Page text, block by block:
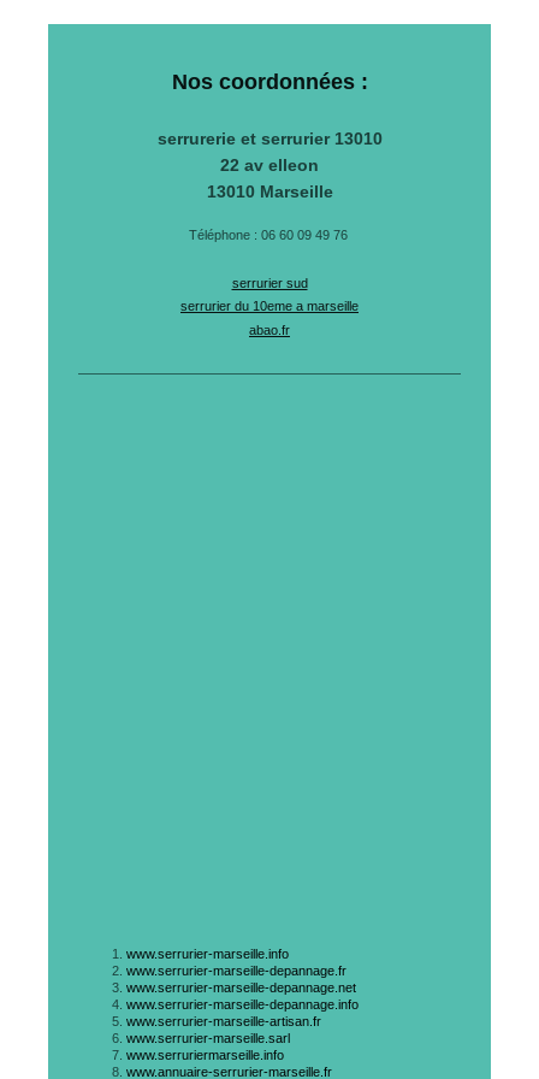
Nos coordonnées :
serrurerie et serrurier 13010
22 av elleon
13010 Marseille
Téléphone : 06 60 09 49 76
serrurier sud
serrurier du 10eme a marseille
abao.fr
www.serrurier-marseille.info
www.serrurier-marseille-depannage.fr
www.serrurier-marseille-depannage.net
www.serrurier-marseille-depannage.info
www.serrurier-marseille-artisan.fr
www.serrurier-marseille.sarl
www.serruriermarseille.info
www.annuaire-serrurier-marseille.fr